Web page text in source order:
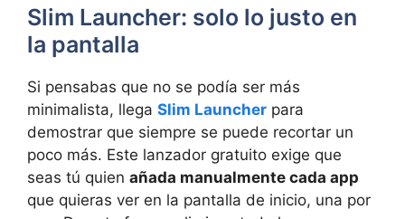
Slim Launcher: solo lo justo en
la pantalla
Si pensabas que no se podía ser más
minimalista, llega Slim Launcher para
demostrar que siempre se puede recortar un
poco más. Este lanzador gratuito exige que
seas tú quien añada manualmente cada app
que quieras ver en la pantalla de inicio, una por